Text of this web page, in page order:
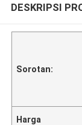
DESKRIPSI
Sorotan:
Harga